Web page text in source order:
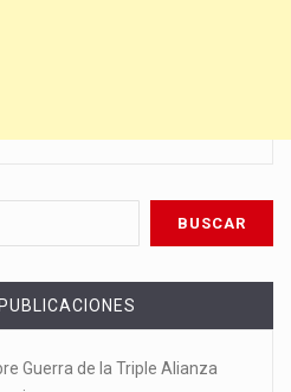
Guerra de la Triple Alianza